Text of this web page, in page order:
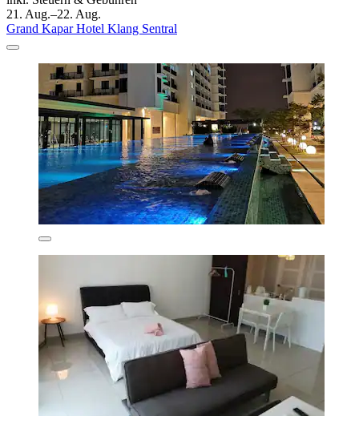
21. Aug.–22. Aug.
Grand Kapar Hotel Klang Sentral